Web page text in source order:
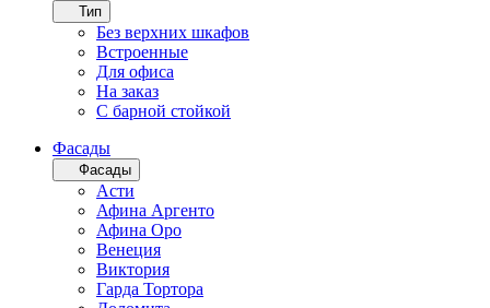
Тип
Без верхних шкафов
Встроенные
Для офиса
На заказ
С барной стойкой
Фасады
Фасады
Асти
Афина Аргенто
Афина Оро
Венеция
Виктория
Гарда Тортора